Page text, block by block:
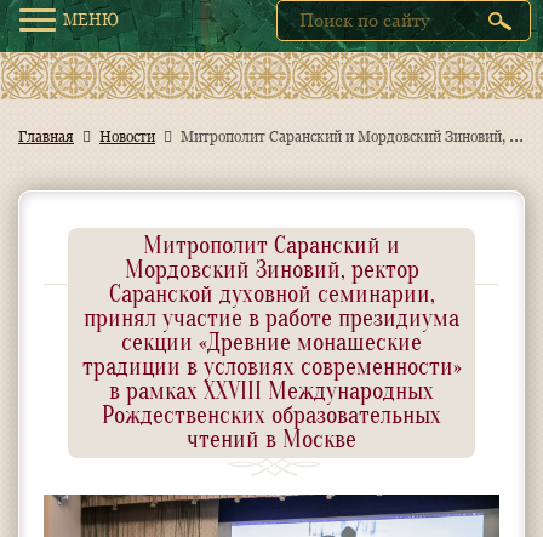
МЕНЮ
Главная Новости М
итрополит Саранский и Мордовский Зиновий, ректор Саранской духовной семинарии, принял участие в работе президиума секции «Древние монашеские традиции в условиях современности» в рамках XXVIII Международных Рождественских образовательных чтений в Москве
Митрополит Саранский и
Мордовский Зиновий, ректор
Саранской духовной семинарии,
принял участие в работе президиума
секции «Древние монашеские
традиции в условиях современности»
в рамках XXVIII Международных
Рождественских образовательных
чтений в Москве